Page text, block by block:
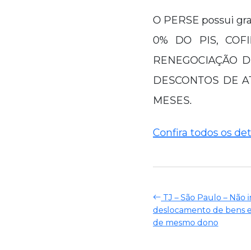
O PERSE possui
0% DO PIS,
RENEGOCIAÇÃO
DESCONTOS DE
MESES.
Confira todos os
TJ – São Paulo – Não
deslocamento de bens
de mesmo dono